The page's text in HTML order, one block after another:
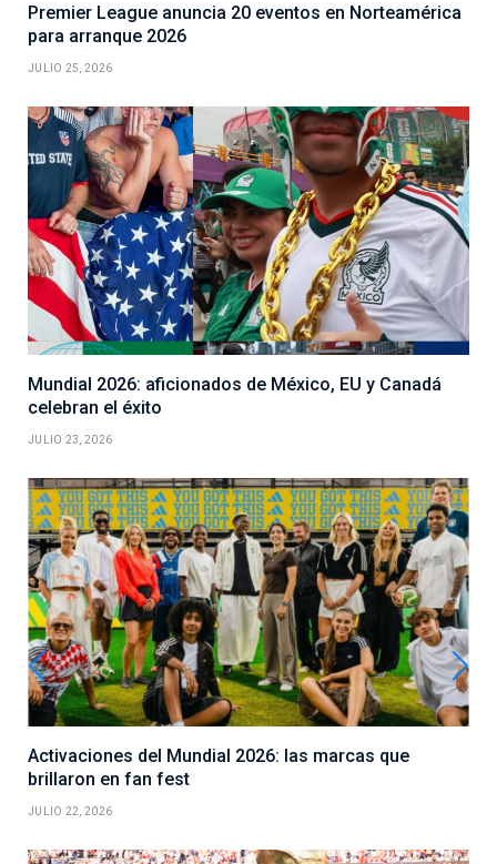
Premier League anuncia 20 eventos en Norteamérica
para arranque 2026
JULIO 25, 2026
Mundial 2026: aficionados de México, EU y Canadá
celebran el éxito
JULIO 23, 2026
Activaciones del Mundial 2026: las marcas que
brillaron en fan fest
JULIO 22, 2026